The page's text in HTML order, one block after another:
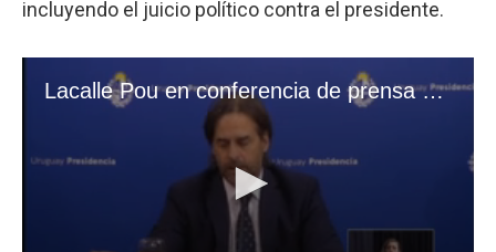
incluyendo el juicio político contra el presidente.